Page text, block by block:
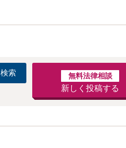
検索 無料法律相談
新しく投稿する